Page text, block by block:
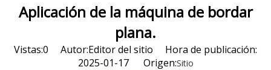
Aplicación de la máquina de bordar
plana.
Vistas:0 Autor:Editor del sitio Hora de publicación:
2025-01-17 Origen:Sitio